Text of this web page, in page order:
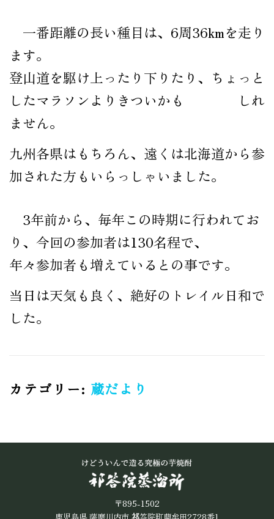
一番距離の長い種目は、6周36kmを走り
ます。
登山道を駆け上ったり下りたり、ちょっと
したマラソンよりきついかも しれ
ません。
九州各県はもちろん、遠くは北海道から参
加された方もいらっしゃいました。
3年前から、毎年この時期に行われてお
り、今回の参加者は130名程で、
年々参加者も増えているとの事です。
当日は天気も良く、絶好のトレイル日和で
した。
カテゴリー: 蔵だより
〒895-1502